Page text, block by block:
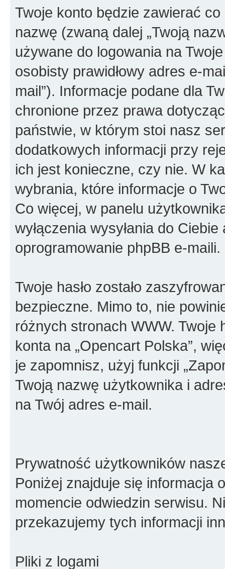
Twoje konto będzie zawierać
nazwę (zwaną dalej „Twoją
używane do logowania na
osobisty prawidłowy adres e-
mail”). Informacje podane dla
chronione przez prawa
państwie, w którym stoi nasz
dodatkowych informacji przy
ich jest konieczne, czy nie. W
wybrania, które informacje o
Co więcej, w panelu
wyłączenia wysyłania do
oprogramowanie phpBB e-maili.
Twoje hasło zostało
bezpieczne. Mimo to, nie
różnych stronach WWW. Twoje
konta na „Opencart Polska”,
je zapomnisz, użyj funkcji
Twoją nazwę użytkownika i
na Twój adres e-mail.
Prywatność użytkowników
Poniżej znajduje się informacja
momencie odwiedzin serwisu.
przekazujemy tych informacji
Pliki z logami